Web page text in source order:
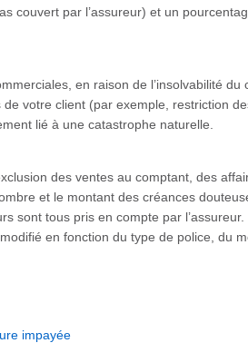
couvert par l’assureur) et un
en raison de l’insolvabilité
votre client (par exemple, restriction
lié à une catastrophe naturelle.
des ventes au comptant, des
et le montant des créances
sont tous pris en compte par l’assureur.
en fonction du type de police, du
impayée